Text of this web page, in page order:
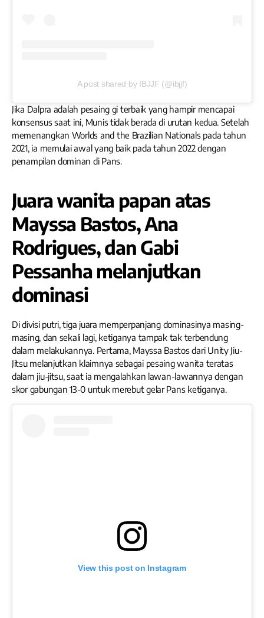
A post shared by IBJJF (@ibjjf)
Jika Dalpra adalah pesaing gi terbaik yang hampir mencapai
konsensus saat ini, Munis tidak berada di urutan kedua. Setelah
memenangkan Worlds and the Brazilian Nationals pada tahun
2021, ia memulai awal yang baik pada tahun 2022 dengan
penampilan dominan di Pans.
Juara wanita papan atas
Mayssa Bastos, Ana
Rodrigues, dan Gabi
Pessanha melanjutkan
dominasi
Di divisi putri, tiga juara memperpanjang dominasinya masing-
masing, dan sekali lagi, ketiganya tampak tak terbendung
dalam melakukannya. Pertama, Mayssa Bastos dari Unity Jiu-
Jitsu melanjutkan klaimnya sebagai pesaing wanita teratas
dalam jiu-jitsu, saat ia mengalahkan lawan-lawannya dengan
skor gabungan 13-0 untuk merebut gelar Pans ketiganya.
View this post on Instagram